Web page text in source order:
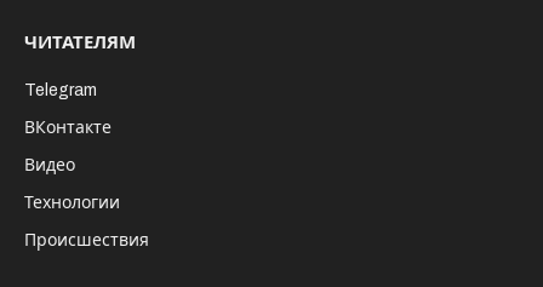
Сейчас «Русавиапром» выпускает четыре
самолетов «был бы хорошим показателем»,
сообщил на конференции «Развитие
беспилотных летательных аппаратов и
воздушных судов отечественного
производства» генеральный директор